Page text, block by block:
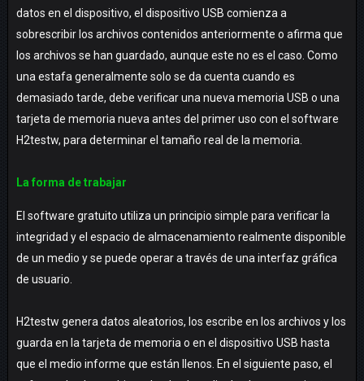
datos en el dispositivo, el dispositivo USB comienza a
sobrescribir los archivos contenidos anteriormente o afirma que
los archivos se han guardado, aunque este no es el caso. Como
una estafa generalmente solo se da cuenta cuando es
demasiado tarde, debe verificar una nueva memoria USB o una
tarjeta de memoria nueva antes del primer uso con el software
H2testw, para determinar el tamaño real de la memoria.
La forma de trabajar
El software gratuito utiliza un principio simple para verificar la
integridad y el espacio de almacenamiento realmente disponible
de un medio y se puede operar a través de una interfaz gráfica
de usuario.
H2testw genera datos aleatorios, los escribe en los archivos y los
guarda en la tarjeta de memoria o en el dispositivo USB hasta
que el medio informe que están llenos. En el siguiente paso, el